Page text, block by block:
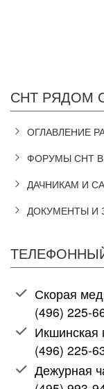
СНТ РЯДОМ
ОГЛАВЛЕНИЕ
ФОРУМЫ СНТ
ДАЧНИКАМ И
ДОКУМЕНТЫ И
Скорая
(496) 225-
Икшинская
(496) 225-
Дежурная